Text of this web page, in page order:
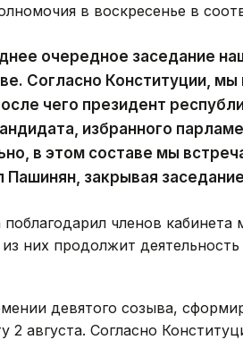
в воскресенье в
очередное заседание
Согласно Конституции,
чего президент
избранного
в этом составе мы
Пашинян, закрывая
поблагодарил членов
них продолжит
девятого созыва,
2 августа. Согласно